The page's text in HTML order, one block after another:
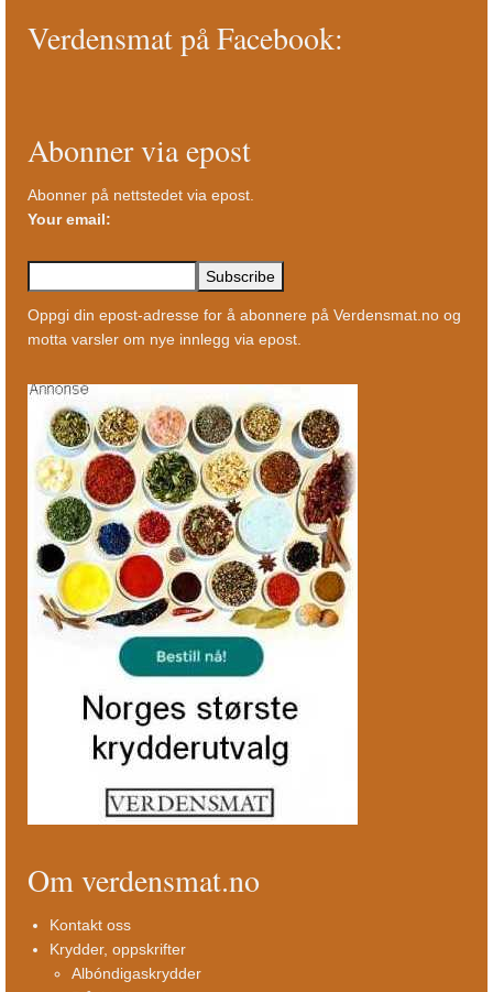
Verdensmat på Facebook:
Abonner via epost
Abonner på nettstedet via epost.
Your email:
Oppgi din epost-adresse for å abonnere på Verdensmat.no og
motta varsler om nye innlegg via epost.
Om verdensmat.no
Kontakt oss
Krydder, oppskrifter
Albóndigaskrydder